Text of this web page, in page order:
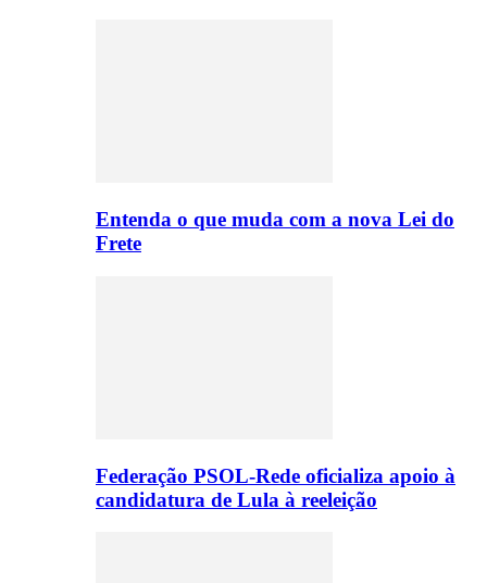
Entenda o que muda com a nova Lei do
Frete
Federação PSOL-Rede oficializa apoio à
candidatura de Lula à reeleição